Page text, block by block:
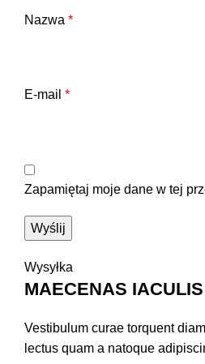
Nazwa *
E-mail *
Zapamiętaj moje dane w tej
Wysyłka
MAECENAS IACULIS
Vestibulum curae torquent
lectus quam a natoque